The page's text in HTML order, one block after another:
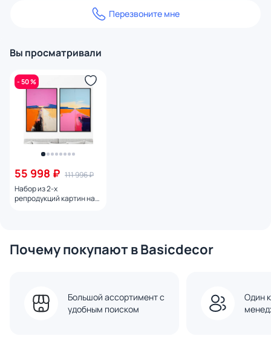
Перезвоните мне
Вы просматривали
- 50 %
55 998 ₽ 111 996 ₽
Набор из 2-х
репродукций картин на
Почему покупают в Basicdecor
Большой ассортимент с
удобным поиском
Один